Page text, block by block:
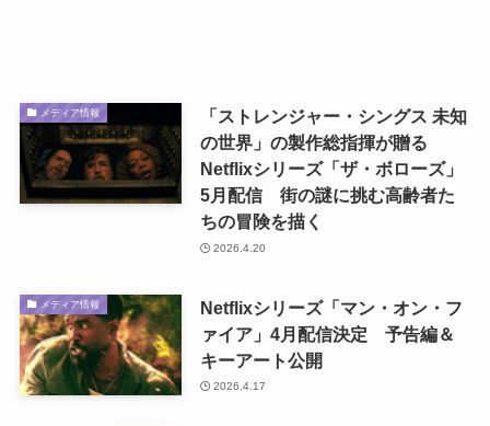
メディア情報
「ストレンジャー・シングス 未知
の世界」の製作総指揮が贈る
Netflixシリーズ「ザ・ボローズ」
5月配信 街の謎に挑む高齢者た
ちの冒険を描く
2026.4.20
メディア情報
Netflixシリーズ「マン・オン・フ
ァイア」4月配信決定 予告編＆
キーアート公開
2026.4.17